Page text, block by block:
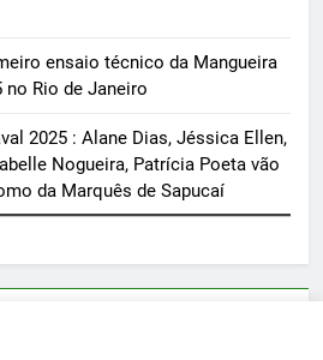
ensaio técnico da Mangueira
no Rio de Janeiro
2025 : Alane Dias, Jéssica Ellen,
Nogueira, Patrícia Poeta vão
da Marquês de Sapucaí